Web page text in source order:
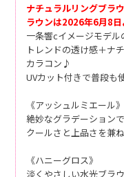
ナチュラルリングブラ
ラウンは2026年6月8日
一条響cイメージモデル
トレンドの透け感＋ナ
カラコン♪
UVカット付きで普段も
《アッシュルミエール》
絶妙なグラデーション
クールさと上品さを兼
《ハニーグロス》
淡くやさしい水光ブラウ